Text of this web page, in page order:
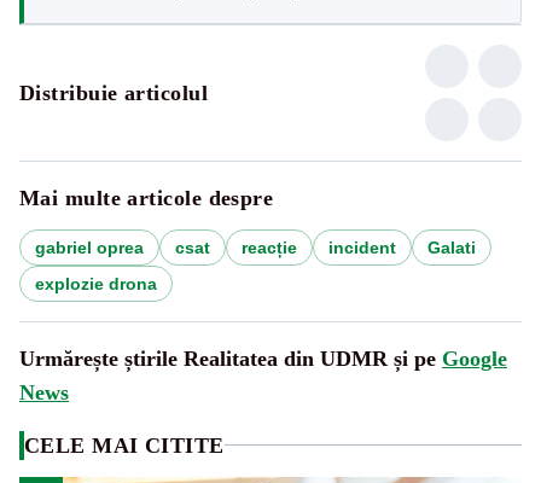
Distribuie articolul
Mai multe articole despre
gabriel oprea csat reacție incident
Galati
explozie drona
Urmărește știrile Realitatea din UDMR și pe Google
News
CELE MAI CITITE